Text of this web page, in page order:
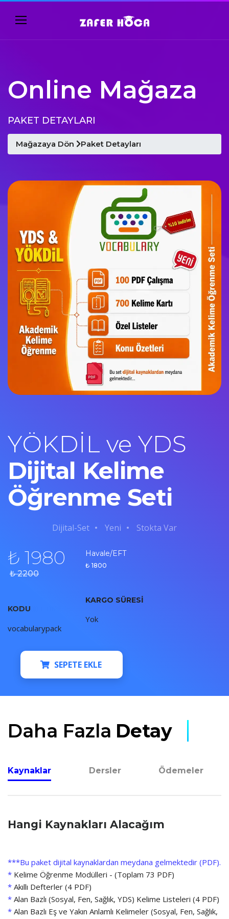
Online Mağaza
PAKET DETAYLARI
Mağazaya Dön Paket Detayları
YÖKDİL ve YDS
Dijital Kelime
Öğrenme Seti
Dijital-Set Yeni Stokta Var
₺ 1980
₺ 2200
KODU
vocabularypack
Havale/EFT
₺ 1800
KARGO SÜRESI
Yok
SEPETE EKLE
SEPETE EKLE
Daha Fazla Detay
Kaynaklar Dersler Ödemeler
Hangi Kaynakları Alacağım
***Bu paket dijital kaynaklardan meydana gelmektedir (PDF).
* Kelime Öğrenme Modülleri - (Toplam 73 PDF)
* Akıllı Defterler (4 PDF)
* Alan Bazlı (Sosyal, Fen, Sağlık, YDS) Kelime Listeleri (4 PDF)
* Alan Bazlı Eş ve Yakın Anlamlı Kelimeler (Sosyal, Fen, Sağlık,